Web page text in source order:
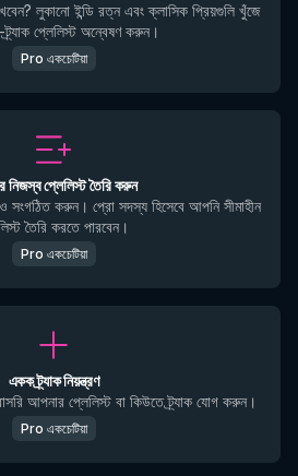
লুকানো ইন্ডি রত্ন এবং ক্লাসিক প্রিয়গুলি খুঁজে
প্লেলিস্ট অন্বেষণ করুন।
Pro একচেটিয়া
নিজস্ব প্লেলিস্ট তৈরি করুন
সংগঠিত করুন। প্রো সদস্য হিসেবে আপনি সীমাহীন
তৈরি করতে পারবেন।
Pro একচেটিয়া
একক ট্র্যাক নিয়ন্ত্রণ
আপনার প্লেলিস্ট বা কিউতে ট্র্যাক যোগ করুন।
Pro একচেটিয়া